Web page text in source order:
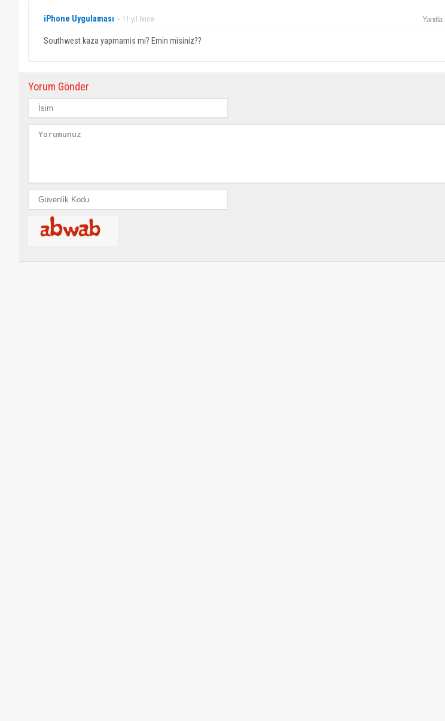
iPhone Uygulaması ~ 11 yıl önce Yanıtla
Southwest kaza yapmamis mi? Emin misiniz??
Yorum Gönder